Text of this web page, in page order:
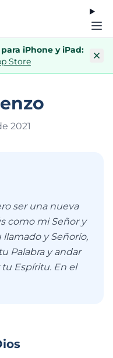
iPhone y iPad:
Store
2021
ser una nueva
como mi Señor y
y Señorío,
Palabra y andar
Espíritu. En el